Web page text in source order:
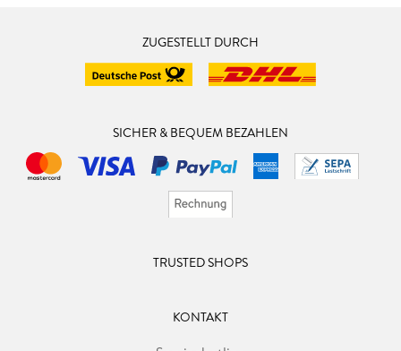
ZUGESTELLT DURCH
SICHER & BEQUEM BEZAHLEN
TRUSTED SHOPS
KONTAKT